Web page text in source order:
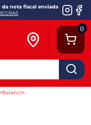
da nota fiscal enviada
0
Balancin